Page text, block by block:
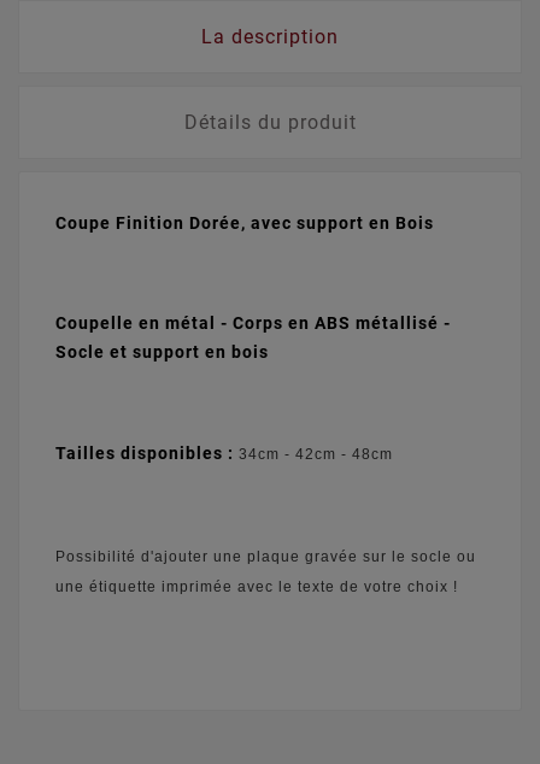
La description
Détails du produit
Coupe Finition Dorée, avec support en Bois
Coupelle en métal - Corps en ABS métallisé -
Socle et support en bois
Tailles disponibles : 34cm - 42cm - 48cm
Possibilité d'ajouter une plaque gravée sur le socle ou
une étiquette imprimée avec le texte de votre choix !